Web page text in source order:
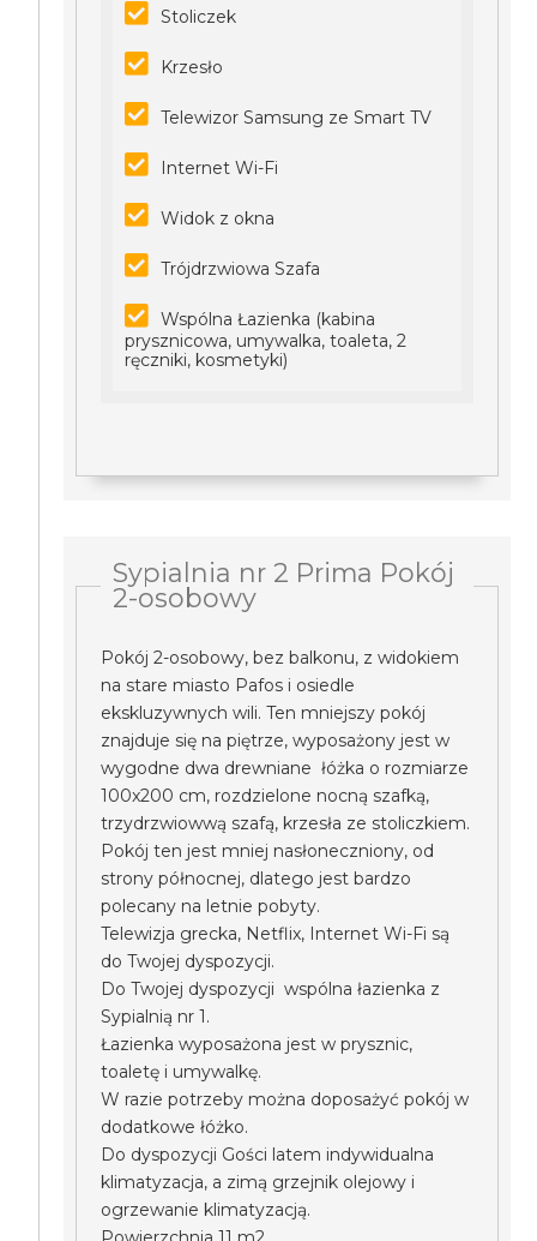
Stoliczek
Krzesło
Telewizor Samsung ze Smart TV
Internet Wi-Fi
Widok z okna
Trójdrzwiowa Szafa
Wspólna Łazienka (kabina
prysznicowa, umywalka, toaleta, 2
ręczniki, kosmetyki)
Sypialnia nr 2 Prima Pokój
2-osobowy
Pokój 2-osobowy, bez balkonu, z widokiem
na stare miasto Pafos i osiedle
ekskluzywnych wili. Ten mniejszy pokój
znajduje się na piętrze, wyposażony jest w
wygodne dwa drewniane łóżka o rozmiarze
100x200 cm, rozdzielone nocną szafką,
trzydrzwiowwą szafą, krzesła ze stoliczkiem.
Pokój ten jest mniej nasłoneczniony, od
strony północnej, dlatego jest bardzo
polecany na letnie pobyty.
Telewizja grecka, Netflix, Internet Wi-Fi są
do Twojej dyspozycji.
Do Twojej dyspozycji wspólna łazienka z
Sypialnią nr 1.
Łazienka wyposażona jest w prysznic,
toaletę i umywalkę.
W razie potrzeby można doposażyć pokój w
dodatkowe łóżko.
Do dyspozycji Gości latem indywidualna
klimatyzacja, a zimą grzejnik olejowy i
ogrzewanie klimatyzacją.